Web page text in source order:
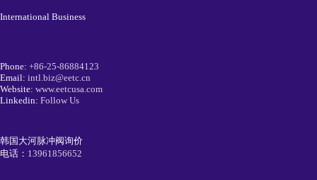
International Business
Phone: +86-25-86884123
Email: intl.biz@eetc.cn
Website: www.eetcusa.com
Linkedin: Follow Us
韩国大河脉冲阀询价
电话： 13961856652